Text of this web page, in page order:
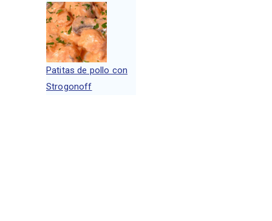
Patitas de pollo con
Strogonoff